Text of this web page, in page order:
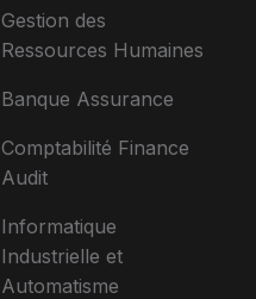
Gestion des
Ressources Humaines
Banque Assurance
Comptabilité Finance
Audit
Informatique
Industrielle et
Automatisme